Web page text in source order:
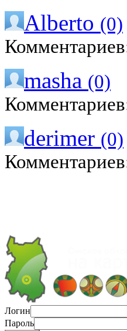
Alberto (0)
masha (0)
derimer (0)
Логин
Пароль